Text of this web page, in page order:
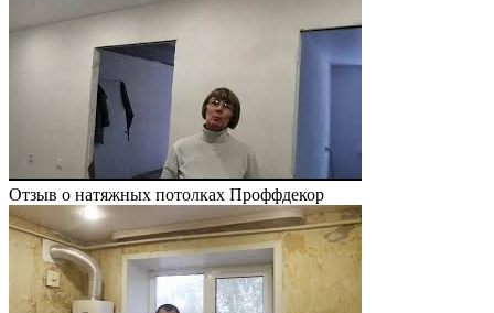
Отзыв о натяжных потолках Проффдекор